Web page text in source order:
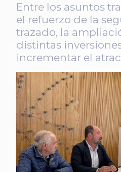
Entre los asuntos
el refuerzo de la
trazado, la
distintas
incrementar el